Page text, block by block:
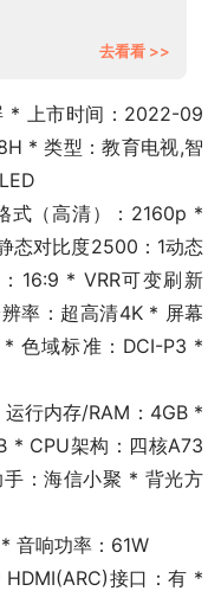
去看看 >>
* 上市时间：2022-09
* 类型：教育电视,智
式（高清）：2160p *
态对比度2500：1动态
16:9 * VRR可变刷新
率：超高清4K * 屏幕
色域标准：DCI-P3 *
行内存/RAM：4GB *
* CPU架构：四核A73
：海信小聚 * 背光方
音响功率：61W
接口：有 *